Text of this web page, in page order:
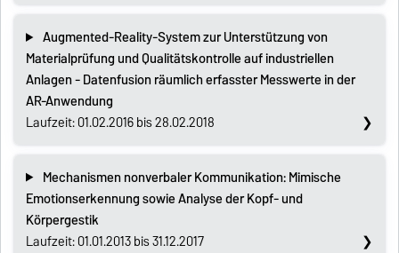
Augmented-Reality-System zur Unterstützung von
Materialprüfung und Qualitätskontrolle auf industriellen
Anlagen - Datenfusion räumlich erfasster Messwerte in der
AR-Anwendung
Laufzeit: 01.02.2016 bis 28.02.2018
Mechanismen nonverbaler Kommunikation: Mimische
Emotionserkennung sowie Analyse der Kopf- und
Körpergestik
Laufzeit: 01.01.2013 bis 31.12.2017